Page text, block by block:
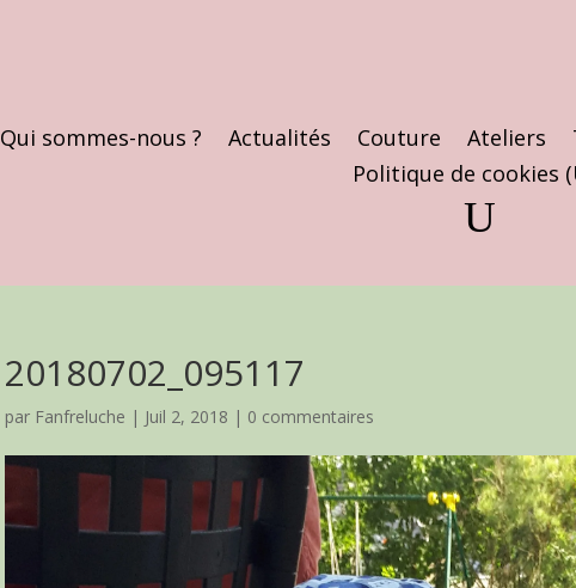
Qui sommes-nous ? Actualités Couture Ateliers
Politique de cookies
20180702_095117
par Fanfreluche | Juil 2, 2018 | 0 commentaires